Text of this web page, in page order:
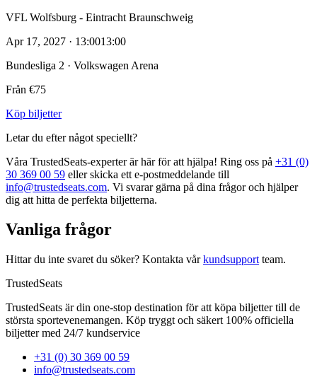
VFL Wolfsburg - Eintracht Braunschweig
Apr 17, 2027 · 13:0013:00
Bundesliga 2 · Volkswagen Arena
Från €75
Köp biljetter
Letar du efter något speciellt?
Våra TrustedSeats‑experter är här för att hjälpa! Ring oss på +31 (0)
30 369 00 59 eller skicka ett e‑postmeddelande till
info@trustedseats.com. Vi svarar gärna på dina frågor och hjälper
dig att hitta de perfekta biljetterna.
Vanliga frågor
Hittar du inte svaret du söker? Kontakta vårkundsupport team.
TrustedSeats
TrustedSeats är din one-stop destination för att köpa biljetter till de
största sportevenemangen. Köp tryggt och säkert 100% officiella
biljetter med 24/7 kundservice
+31 (0) 30 369 00 59
info@trustedseats.com